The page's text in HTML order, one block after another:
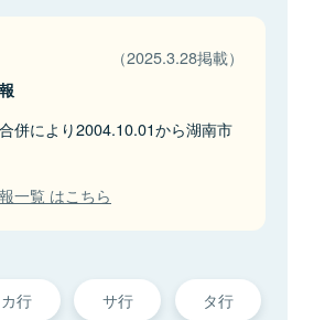
（2025.3.28掲載）
併により2004.10.01から湖南市
一覧 はこちら
カ行 サ行 タ行